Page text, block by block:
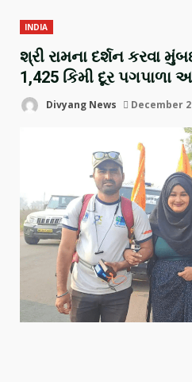
INDIA
શ્રી રામના દર્શન કરવા
1,425 કિમી દૂર પગપાળા
Divyang News December